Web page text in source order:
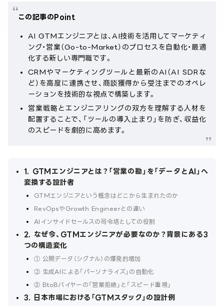
この記事のPoint
AI GTMエンジニアとは、AI技術を活用してマーケティ
ング・営業（Go-to-Market）のプロセスを自動化・最適
化する新しい専門職です。
CRMやマーケティングツールと最新のAI（AI SDRな
ど）を高度に連携させ、商談獲得から受注までのオペレ
ーションを技術的な視点で構築します。
営業戦略とエンジニアリングの双方を理解する人材を
配置することで、「ツールの導入止まり」を防ぎ、収益化
のスピードを劇的に高めます。
1. GTMエンジニアとは？「営業の勘」を「データとAI」へ
変換する設計者
GTMエンジニアという概念はどこから生まれたのか
RevOpsやGrowth Engineerとの違い
AIインサイドセールスの司令塔としての役割
2. なぜ今、GTMエンジニアが必要なのか？背景にある3
つの構造変化
① 公開データ（シグナル）の爆発的増加
② 生成AIによる「パーソナライズ」の自動化
③ BtoBバイヤーの「営業拒絶」と「スピード重視」
3. 日本市場における「GTMスタック」の設計例